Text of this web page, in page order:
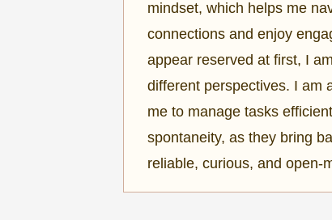
mindset, which helps me
connections and enjoy
appear reserved at first, I
different perspectives. I am
me to manage tasks
spontaneity, as they bring
reliable, curious, and open-